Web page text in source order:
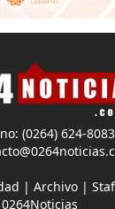
(0264) 624-8083
|Archivo |
0264Noticias